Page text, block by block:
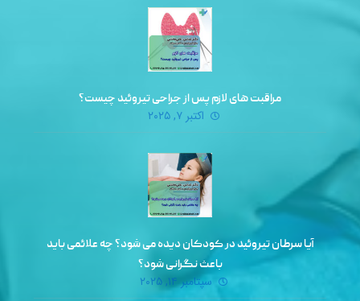
مراقبت‌ های لازم پس از جراحی تیروئید چیست؟
اکتبر ۷, ۲۰۲۵
آیا سرطان تیروئید در کودکان دیده می‌ شود؟ چه علائمی باید
باعث نگرانی شود؟
سپتامبر ۱۴, ۲۰۲۵